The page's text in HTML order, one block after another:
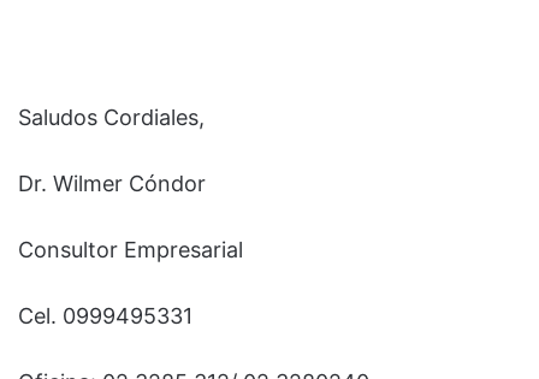
Saludos Cordiales,
Dr. Wilmer Cóndor
Consultor Empresarial
Cel. 0999495331